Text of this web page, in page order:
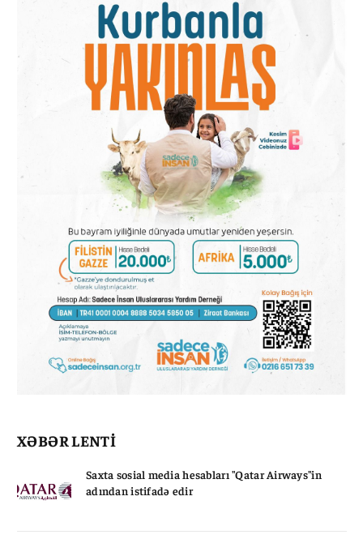
XƏBƏR LENTİ
Saxta sosial media hesabları "Qatar Airways"in
adından istifadə edir